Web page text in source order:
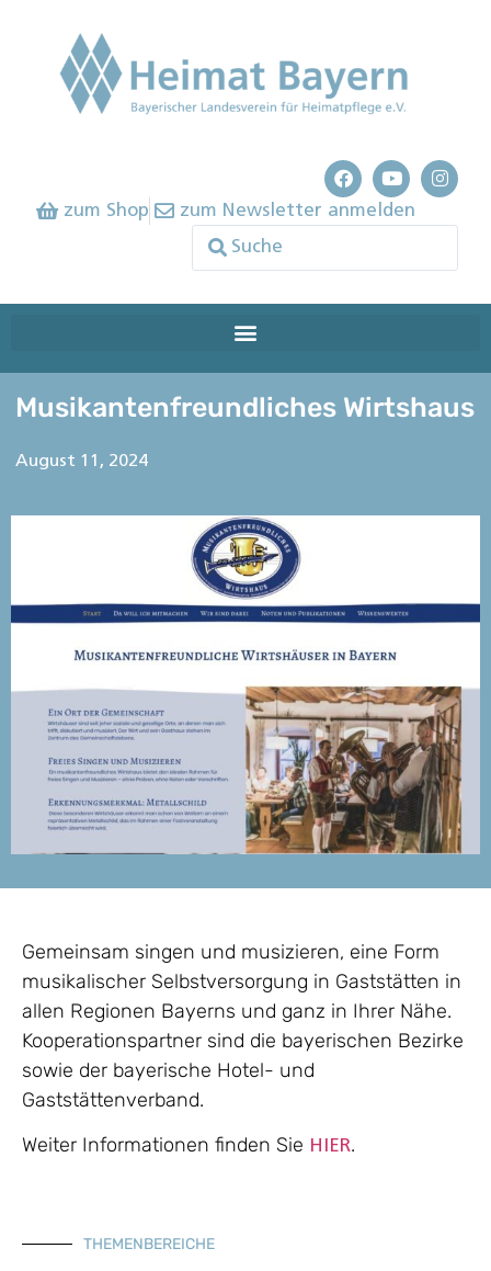
zum Shop zum Newsletter anmelden
Musikantenfreundliches Wirtshaus
August 11, 2024
Gemeinsam singen und musizieren, eine Form
musikalischer Selbstversorgung in Gaststätten in
allen Regionen Bayerns und ganz in Ihrer Nähe.
Kooperationspartner sind die bayerischen Bezirke
sowie der bayerische Hotel- und
Gaststättenverband.
Weiter Informationen finden Sie HIER.
THEMENBEREICHE